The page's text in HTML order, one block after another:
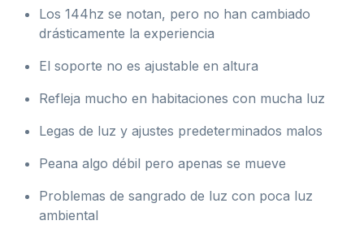
Los 144hz se notan, pero no han cambiado
drásticamente la experiencia
El soporte no es ajustable en altura
Refleja mucho en habitaciones con mucha luz
Legas de luz y ajustes predeterminados malos
Peana algo débil pero apenas se mueve
Problemas de sangrado de luz con poca luz
ambiental